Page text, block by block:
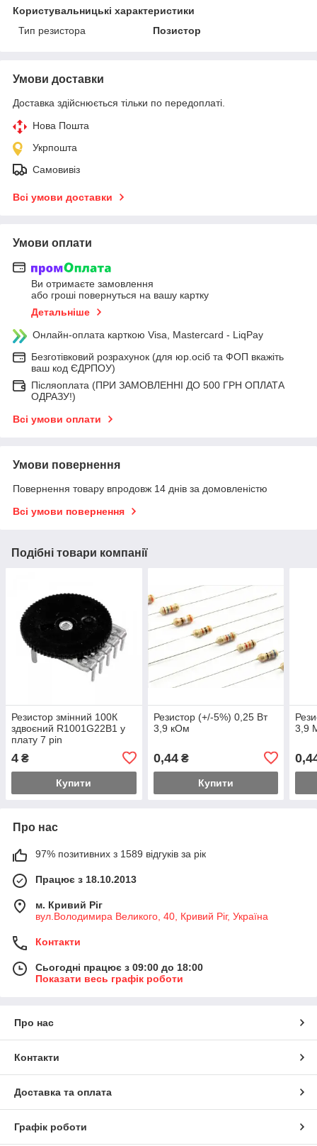
Користувальницькі характеристики
Тип резистора
Позистор
Умови доставки
Доставка здійснюється тільки по передоплаті.
Нова Пошта
Укрпошта
Самовивіз
Всі умови доставки
Умови оплати
Ви отримаєте замовлення
або гроші повернуться на вашу картку
Детальніше
Онлайн-оплата карткою Visa, Mastercard - LiqPay
Безготівковий розрахунок (для юр.осіб та ФОП вкажіть
ваш код ЄДРПОУ)
Післяоплата (ПРИ ЗАМОВЛЕННІ ДО 500 ГРН ОПЛАТА
ОДРАЗУ!)
Всі умови оплати
Умови повернення
Повернення товару впродовж 14 днів за домовленістю
Всі умови повернення
Подібні товари компанії
Резистор змінний 100К
здвоєний R1001G22B1 у
плату 7 pin
4 ₴
Купити
Резистор (+/-5%) 0,25 Вт
3,9 кОм
0,44₴
Купити
3,9
Про нас
97% позитивних з 1589 відгуків за рік
Працює з 18.10.2013
м. Кривий Ріг
вул.Володимира Великого, 40, Кривий Ріг, Україна
Контакти
Сьогодні працює з 09:00 до 18:00
Показати весь графік роботи
Про нас
Контакти
Доставка та оплата
Графік роботи